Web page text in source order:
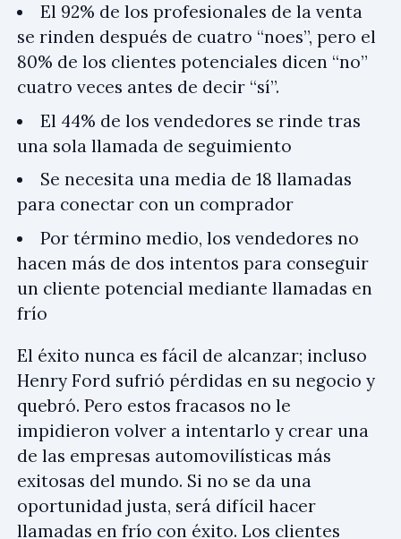
El 92% de los profesionales de la venta
se rinden después de cuatro “noes”, pero el
80% de los clientes potenciales dicen “no”
cuatro veces antes de decir “sí”.
El 44% de los vendedores se rinde tras
una sola llamada de seguimiento
Se necesita una media de 18 llamadas
para conectar con un comprador
Por término medio, los vendedores no
hacen más de dos intentos para conseguir
un cliente potencial mediante llamadas en
frío
El éxito nunca es fácil de alcanzar; incluso
Henry Ford sufrió pérdidas en su negocio y
quebró. Pero estos fracasos no le
impidieron volver a intentarlo y crear una
de las empresas automovilísticas más
exitosas del mundo. Si no se da una
oportunidad justa, será difícil hacer
llamadas en frío con éxito. Los clientes